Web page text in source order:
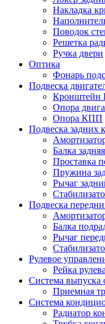
Накладка
Поводок
Решетка
Ручка двери
Оптика
Фонарь
Подвеска
Опора
Опора КПП
Подвеска задних
Балка задняя
Проставка
Пружина
Рычаг
Подвеска
Балка
Рычаг
Рулевое
Рейка
Система выпуска
Приемная
Система
Радиатор